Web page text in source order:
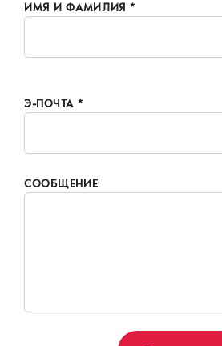
ИМЯ И ФАМИЛИЯ *
Э-ПОЧТА *
СООБЩЕНИЕ